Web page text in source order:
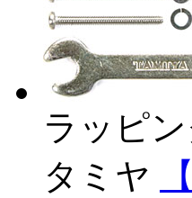
ラッピ
タミヤ